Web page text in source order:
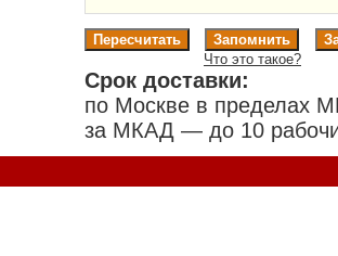
Что это такое?
Срок доставки:
по Москве в пределах
за МКАД — до 10